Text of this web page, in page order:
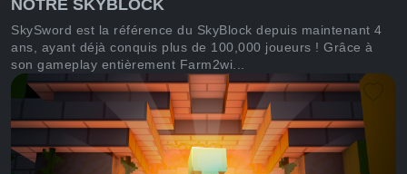
NOTRE SKYBLOCK
SkySword est la référence du SkyBlock depuis maintenant 4
ans, ayant déjà conquis plus de 100,000 joueurs ! Grâce à
son gameplay entièrement Farm2wi...